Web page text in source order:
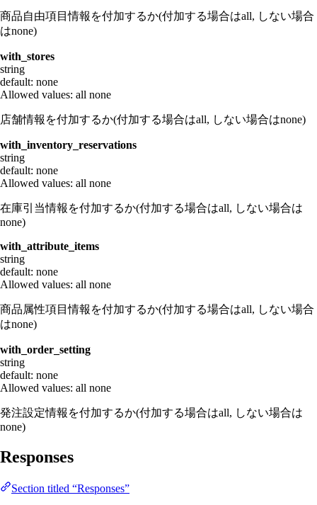
商品自由項目情報を付加するか(付加する場合はall, しない場合
はnone)
with_stores
string
default: none
Allowed values: all none
店舗情報を付加するか(付加する場合はall, しない場合はnone)
with_inventory_reservations
string
default: none
Allowed values: all none
在庫引当情報を付加するか(付加する場合はall, しない場合は
none)
with_attribute_items
string
default: none
Allowed values: all none
商品属性項目情報を付加するか(付加する場合はall, しない場合
はnone)
with_order_setting
string
default: none
Allowed values: all none
発注設定情報を付加するか(付加する場合はall, しない場合は
none)
Responses
Section titled “Responses”